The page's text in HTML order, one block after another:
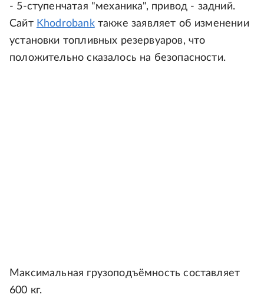
- 5-ступенчатая "механика", привод - задний.
Сайт Khodrobankтакже заявляет об изменении
установки топливных резервуаров, что
положительно сказалось на безопасности.
Максимальная грузоподъёмность составляет
600 кг.